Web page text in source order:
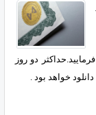
دو روز
خواهد بود .